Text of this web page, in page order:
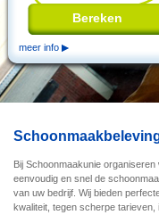
Bereken
meer info
Bij Schoonmaakunie organiseren
eenvoudig en snel de
van uw bedrijf. Wij bieden
kwaliteit, tegen scherpe tarieven,